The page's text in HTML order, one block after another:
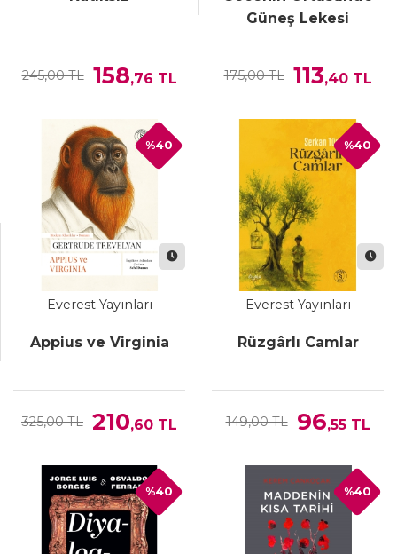
245,00 TL 158,76 TL
Güneş Lekesi
175,00 TL 113,40TL
Everest Yayınları
Appius ve Virginia
325,00 TL 210,60 TL
%40
Everest Yayınları
Rüzgârlı Camlar
149,00 TL 96,55TL
%40
%40 %40